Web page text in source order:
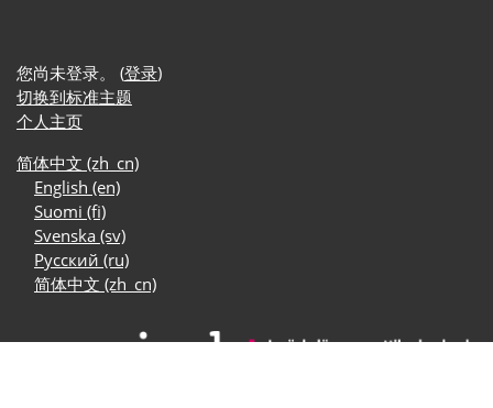
您尚未登录。 (登录)
切换到标准主题
个人主页
简体中文 ‎(zh_cn)‎
English ‎(en)‎
Suomi ‎(fi)‎
Svenska ‎(sv)‎
Русский ‎(ru)‎
简体中文 ‎(zh_cn)‎